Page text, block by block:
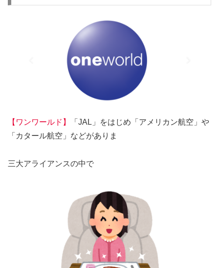
【ワンワールド】
「JAL」をはじめ「アメリカン航空」や
「カタール航空」などがありま
三大アライアンスの中で